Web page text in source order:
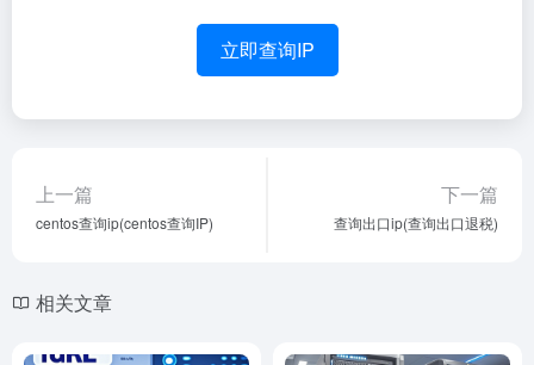
立即查询IP
上一篇
centos查询ip(centos查询IP)
下一篇
查询出口ip(查询出口退税)
相关文章